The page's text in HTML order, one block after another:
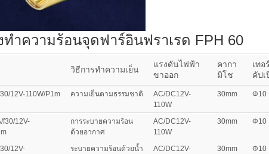
ทำความร้อนจุดฟาร์อินฟราเรด FPH 60
วิธีการทำความเย็น
แรงดันไฟฟ้า
ขาออก
คากา
มิโช
เทอ
คัปเ
12V-110W/P1m ความเย็นตามธรรมชาติ
AC/DC12V-
110W
30mm Φ10
f30/12V-
การระบายความร้อน
ด้วยอากาศ
AC/DC12V-
110W
30mm Φ10
12V-
ระบายความร้อนด้วยน้ำ
AC/DC12V-
30mm Φ10